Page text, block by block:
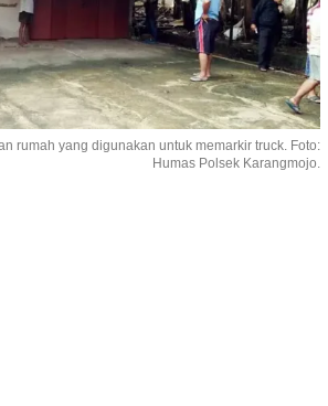
rumah yang digunakan untuk memarkir truck. Foto:
Humas Polsek Karangmojo.